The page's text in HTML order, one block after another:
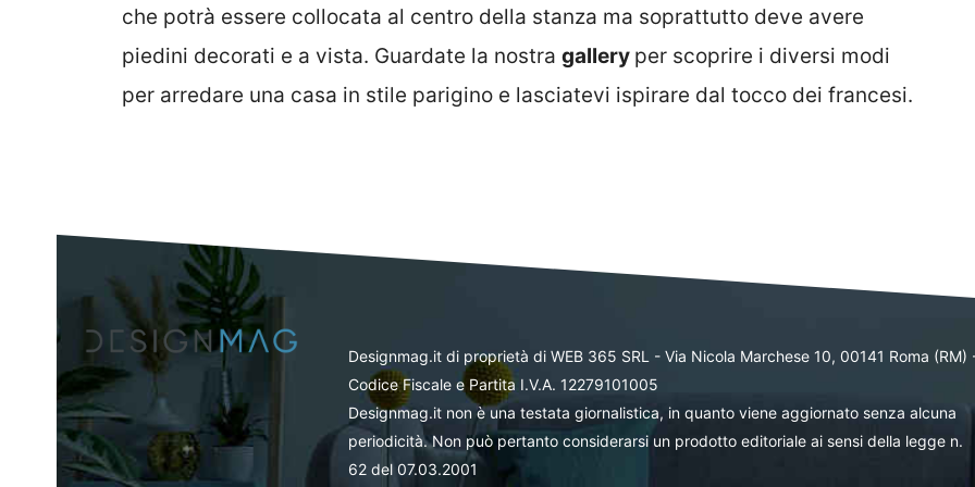
che potrà essere collocata al centro della stanza ma soprattutto deve avere
piedini decorati e a vista. Guardate la nostra gallery per scoprire i diversi modi
per arredare una casa in stile parigino e lasciatevi ispirare dal tocco dei francesi.
Designmag.it di proprietà di WEB 365 SRL - Via Nicola Marchese 10, 00141 Roma (RM)
Codice Fiscale e Partita I.V.A. 12279101005
Designmag.it non è una testata giornalistica, in quanto viene aggiornato senza alcuna
periodicità. Non può pertanto considerarsi un prodotto editoriale ai sensi della legge n.
62 del 07.03.2001